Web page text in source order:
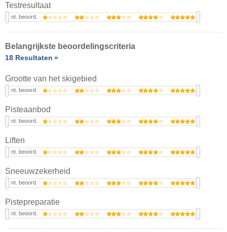
Testresultaat
nt. beoord.
Belangrijkste beoordelingscriteria
18 Resultaten
Grootte van het skigebied
nt. beoord.
Pisteaanbod
nt. beoord.
Liften
nt. beoord.
Sneeuwzekerheid
nt. beoord.
Pistepreparatie
nt. beoord.